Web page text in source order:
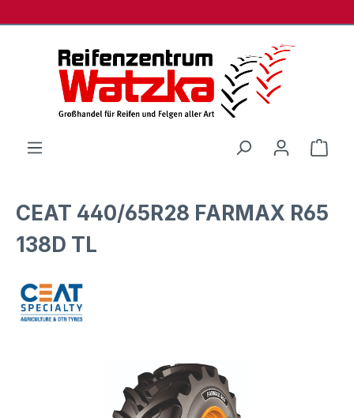
CEAT 440/65R28 FARMAX R65
138D TL
Bildergalerie überspringen